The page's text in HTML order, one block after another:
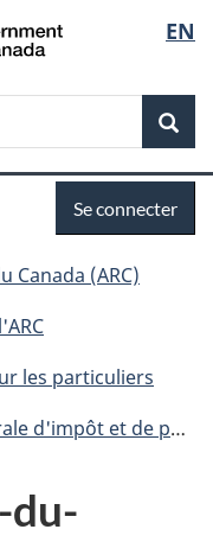
de
la
EN
Se connecter
Canada (ARC)
les particuliers
et de prestations
du-